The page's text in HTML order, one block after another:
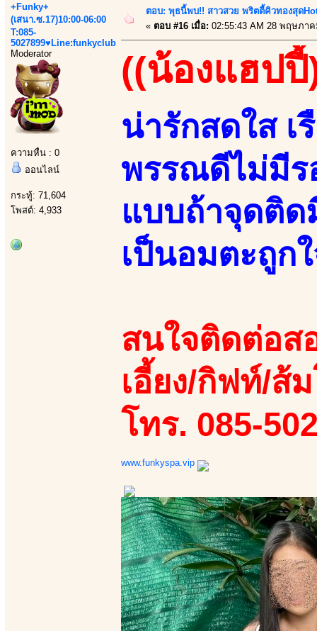
+Funky+
(เสนา.ซ.17)10:00-06:00
T:085-
5027899♥Line:funkyclub
Moderator
ความหื่น : 0
ออนไลน์
กระทู้: 71,604
โพสต์: 4,933
ตอบ: พุธนี้พบ!! สาวสวย พริตตี้คิวทองสุด
« ตอบ #16 เมื่อ: 02:55:43 AM 28 พฤษภา
((น้องแฮปปี้
น่ารักสดใส เ
พรรณดีไม่มีร
แบบถ้าจุดติด
เป็นอมตะถูก
สนใจติดต่อส
เอี้ยง/กิฟท์/ส้
โทร. 085-
www.funkyspa.vip